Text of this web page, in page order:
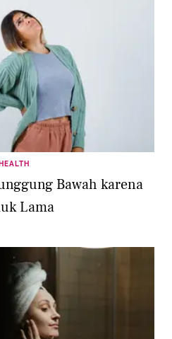
HEALTH
Bawah karena
Lama